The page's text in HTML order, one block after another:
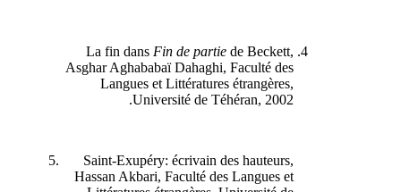
La fin dansFin de partiede Beckett,
Asghar Aghababaï Dahaghi, Faculté des
Langues et Littératures étrangères,
Université de Téhéran, 2002.
Saint-Exupéry: écrivain des hauteurs,
Hassan Akbari, Faculté des Langues et